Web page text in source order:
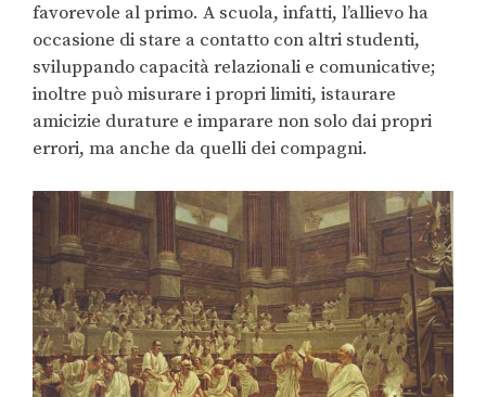
favorevole al primo. A scuola, infatti, l’allievo ha
occasione di stare a contatto con altri studenti,
sviluppando capacità relazionali e comunicative;
inoltre può misurare i propri limiti, istaurare
amicizie durature e imparare non solo dai propri
errori, ma anche da quelli dei compagni.